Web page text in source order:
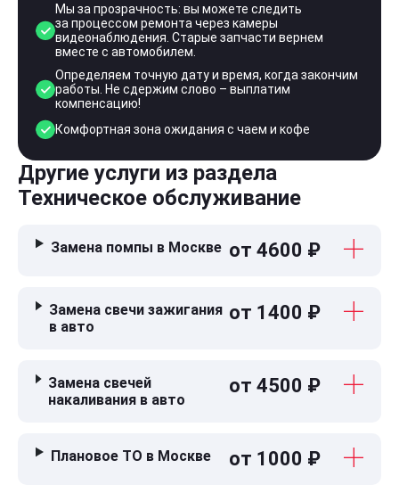
Мы за прозрачность: вы можете следить
за процессом ремонта через камеры
видеонаблюдения. Старые запчасти вернем
вместе с автомобилем.
Определяем точную дату и время, когда закончим
работы. Не сдержим слово – выплатим
компенсацию!
Комфортная зона ожидания с чаем и кофе
Другие услуги из раздела
Техническое обслуживание
Замена помпы в Москве от 4600 ₽
Замена свечи зажигания
в авто
от 1400 ₽
Замена свечей
накаливания в авто
от 4500 ₽
Плановое ТО в Москве от 1000 ₽